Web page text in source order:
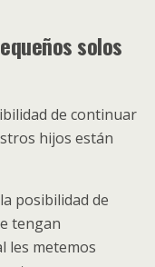
solos
de continuar
hijos están
posibilidad de
tengan
les metemos